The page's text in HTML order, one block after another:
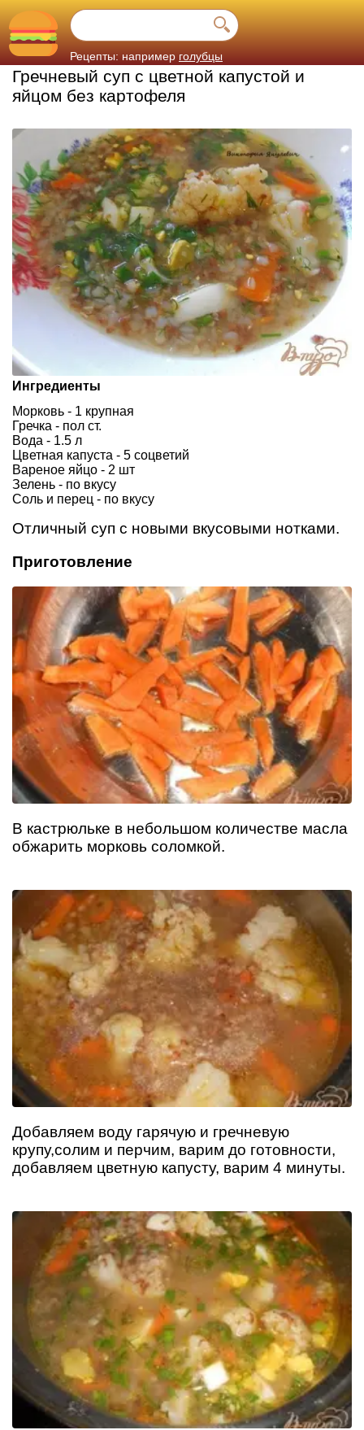
Рецепты: например голубцы
Гречневый суп с цветной капустой и
яйцом без картофеля
Ингредиенты
Морковь - 1 крупная
Гречка - пол ст.
Вода - 1.5 л
Цветная капуста - 5 соцветий
Вареное яйцо - 2 шт
Зелень - по вкусу
Соль и перец - по вкусу
Отличный суп с новыми вкусовыми нотками.
Приготовление
В кастрюльке в небольшом количестве масла
обжарить морковь соломкой.
Добавляем воду гарячую и гречневую
крупу,солим и перчим, варим до готовности,
добавляем цветную капусту, варим 4 минуты.